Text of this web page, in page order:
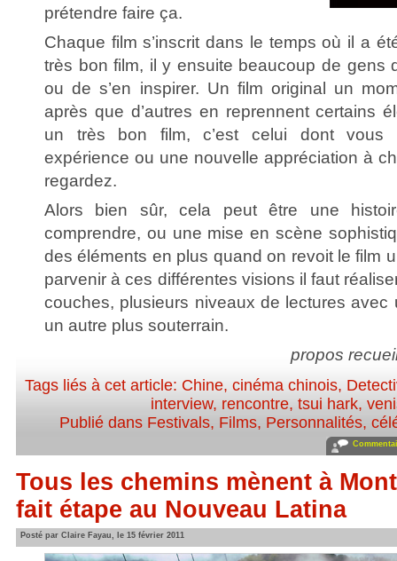
prétendre faire ça.
Chaque film s’inscrit dans le temps où il a
très bon film, il y ensuite beaucoup de gens
ou de s’en inspirer. Un film original un
après que d’autres en reprennent certains
un très bon film, c’est celui dont vous
expérience ou une nouvelle appréciation à
regardez.
Alors bien sûr, cela peut être une
comprendre, ou une mise en scène
des éléments en plus quand on revoit le film
parvenir à ces différentes visions il faut
couches, plusieurs niveaux de lectures
un autre plus souterrain.
propos
Tags liés à cet article: Chine,cinéma chinois,
interview, rencontre, tsui hark,
Publié dans Festivals, Films, Personnalités,
Tous les chemins mènent à
fait étape au Nouveau Latina
Posté par Claire Fayau, le 15 février 2011